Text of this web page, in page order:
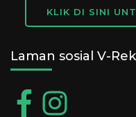
KLIK DI SINI
Laman sosial V-